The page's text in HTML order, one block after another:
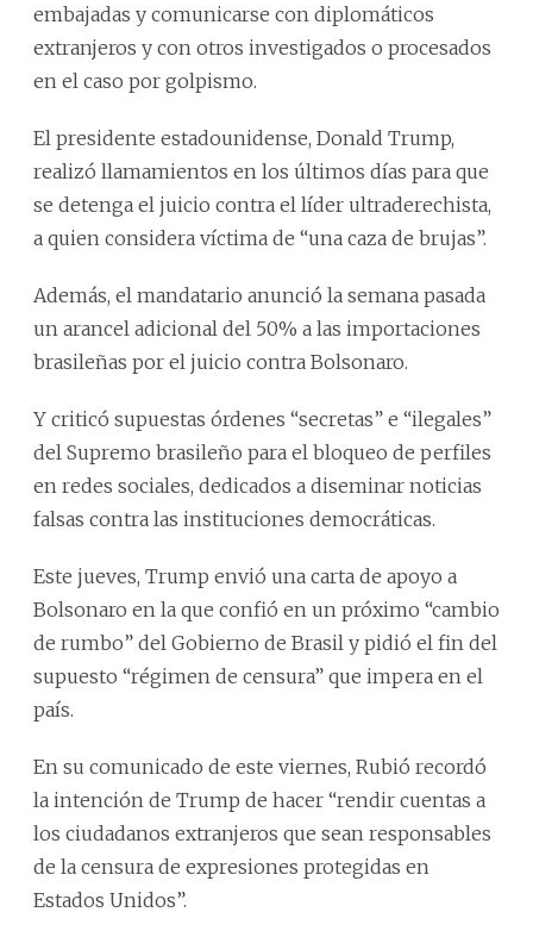
embajadas y comunicarse con diplomáticos
extranjeros y con otros investigados o procesados
en el caso por golpismo.
El presidente estadounidense, Donald Trump,
realizó llamamientos en los últimos días para que
se detenga el juicio contra el líder ultraderechista,
a quien considera víctima de “una caza de brujas”.
Además, el mandatario anunció la semana pasada
un arancel adicional del 50% a las importaciones
brasileñas por el juicio contra Bolsonaro.
Y criticó supuestas órdenes “secretas” e “ilegales”
del Supremo brasileño para el bloqueo de perfiles
en redes sociales, dedicados a diseminar noticias
falsas contra las instituciones democráticas.
Este jueves, Trump envió una carta de apoyo a
Bolsonaro en la que confió en un próximo “cambio
de rumbo” del Gobierno de Brasil y pidió el fin del
supuesto “régimen de censura” que impera en el
país.
En su comunicado de este viernes, Rubió recordó
la intención de Trump de hacer “rendir cuentas a
los ciudadanos extranjeros que sean responsables
de la censura de expresiones protegidas en
Estados Unidos”.